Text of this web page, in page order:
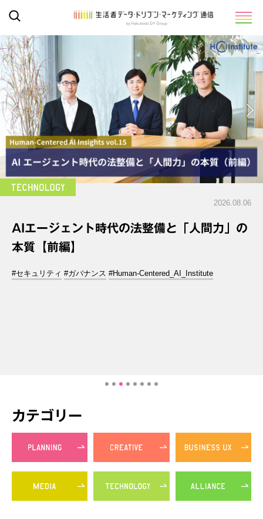
2026.08.06
AIエージェント時代の法整備と「人間力」の
本質【前編】
#セキュリティ #ガバナンス #Human-Centered_AI_Institute
カテゴリー